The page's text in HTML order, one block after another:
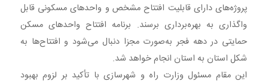
پروژه‌های دارای قابلیت افتتاح مشخص و واحدهای مسکونی قابل
واگذاری به بهره‌برداری برسند. برنامه افتتاح واحدهای مسکن
حمایتی در دهه فجر به‌صورت مجزا دنبال می‌شود و افتتاح‌ها به
شکل استان به استان انجام خواهد شد.
این مقام مسئول وزارت راه و شهرسازی با تأکید بر لزوم بهبود